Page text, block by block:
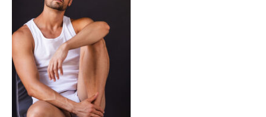
SEMANA SANTA
BLOG
SOBRE LM
CONTACTO